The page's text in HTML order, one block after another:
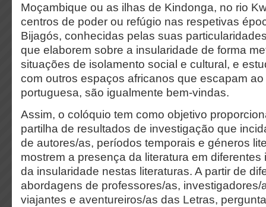
Moçambique ou as ilhas de Kindonga, no rio
centros de poder ou refúgio nas respetivas
Bijagós, conhecidas pelas suas
que elaborem sobre a insularidade de forma
situações de isolamento social e cultural, e
com outros espaços africanos que escapam
portuguesa, são igualmente bem-vindas.
Assim, o colóquio tem como objetivo
partilha de resultados de investigação que
de autores/as, períodos temporais e géneros
mostrem a presença da literatura em
da insularidade nestas literaturas. A partir de
abordagens de professores/as, investigadores/
viajantes e aventureiros/as das Letras,